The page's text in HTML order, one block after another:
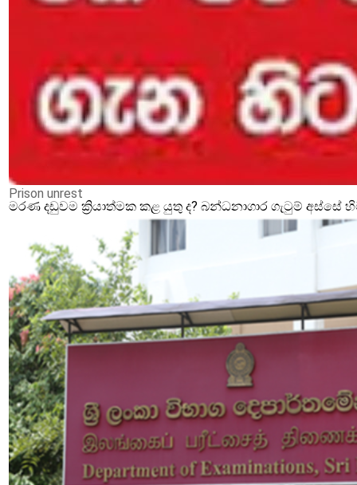
Prison unrest
මරණ දඩුවම ක්‍රියාත්මක කළ යුතු ද? බන්ධනාගාර ගැටුම්